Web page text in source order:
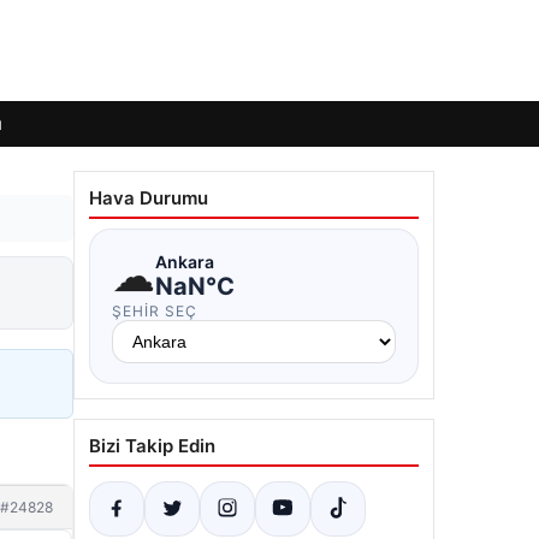
#24828
Hava Durumu
☁Ankara
NaN°C
ŞEHIR SEÇ
Bizi Takip Edin